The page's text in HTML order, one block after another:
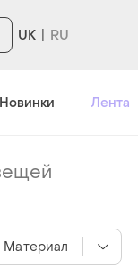
UK
Новинки Лента
Материал